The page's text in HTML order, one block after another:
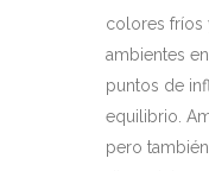
colores fríos
ambientes
puntos de
equilibrio.
pero